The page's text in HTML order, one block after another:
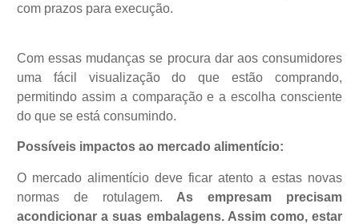
com prazos para execução.
Com essas mudanças se procura dar aos consumidores
uma fácil visualização do que estão comprando,
permitindo assim a comparação e a escolha consciente
do que se está consumindo.
Possíveis impactos ao mercado alimentício:
O mercado alimentício deve ficar atento a estas novas
normas de rotulagem. As empresam precisam
acondicionar a suas embalagens. Assim como, estar